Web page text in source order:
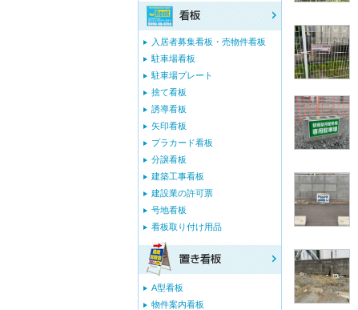
入居者募集看板・売物件看板
駐車場看板
駐車場プレート
捨て看板
誘導看板
矢印看板
プラカード看板
分譲看板
建築工事看板
建設業の許可票
号地看板
看板取り付け用品
A型看板
物件案内看板